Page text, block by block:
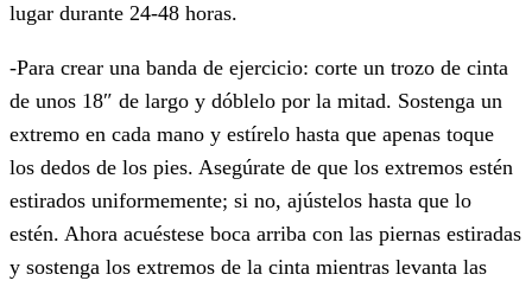
lugar durante 24-48 horas.
-Para crear una banda de ejercicio: corte un trozo de cinta
de unos 18″ de largo y dóblelo por la mitad. Sostenga un
extremo en cada mano y estírelo hasta que apenas toque
los dedos de los pies. Asegúrate de que los extremos estén
estirados uniformemente; si no, ajústelos hasta que lo
estén. Ahora acuéstese boca arriba con las piernas estiradas
y sostenga los extremos de la cinta mientras levanta las